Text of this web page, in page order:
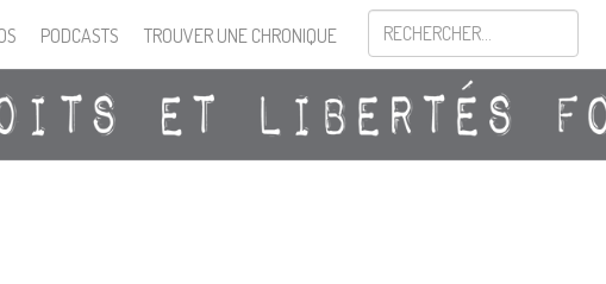
PODCASTS TROUVER UNE CHRONIQUE